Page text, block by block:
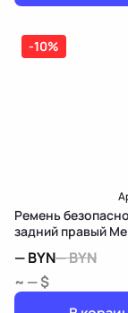
-10%
Ремень
задний правый
—BYN—BYN
~ — $